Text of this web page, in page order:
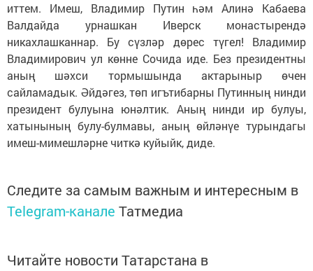
иттем. Имеш, Владимир Путин һәм Алинә Кабаева
Валдайда урнашкан Иверск монастырендә
никахлашканнар. Бу сүзләр дөрес түгел! Владимир
Владимирович ул көнне Сочида иде. Без президентны
аның шәхси тормышында актарыныр өчен
сайламадык. Әйдәгез, төп игътибарны Путинның нинди
президент булуына юнәлтик. Аның нинди ир булуы,
хатынының булу-булмавы, аның өйләнүе турындагы
имеш-мимешләрне читкә куйыйк, диде.
Следите за самым важным и интересным в
Telegram-канале Татмедиа
Читайте новости Татарстана в